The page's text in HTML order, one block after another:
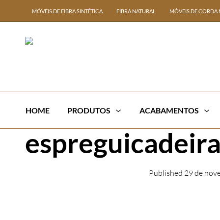
MÓVEIS DE FIBRA SINTÉTICA FIBRA NATURAL MÓVEIS DE CORDA
HOME PRODUTOS ACABAMENTOS
Published 29 de